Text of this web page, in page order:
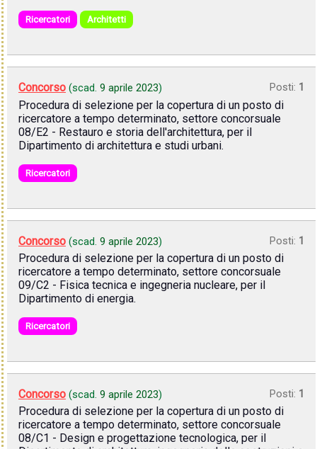
Ricercatori Architetti
Concorso (scad. 9 aprile 2023) Posti: 1
Procedura di selezione per la copertura di un posto di
ricercatore a tempo determinato, settore concorsuale
08/E2 - Restauro e storia dell'architettura, per il
Dipartimento di architettura e studi urbani.
Ricercatori
Concorso (scad. 9 aprile 2023) Posti: 1
Procedura di selezione per la copertura di un posto di
ricercatore a tempo determinato, settore concorsuale
09/C2 - Fisica tecnica e ingegneria nucleare, per il
Dipartimento di energia.
Ricercatori
Concorso (scad. 9 aprile 2023) Posti: 1
Procedura di selezione per la copertura di un posto di
ricercatore a tempo determinato, settore concorsuale
08/C1 - Design e progettazione tecnologica, per il